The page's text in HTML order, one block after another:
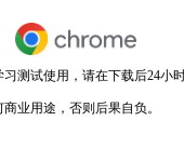
测试使用，请在下载后24小
商业用途，否则后果自负。